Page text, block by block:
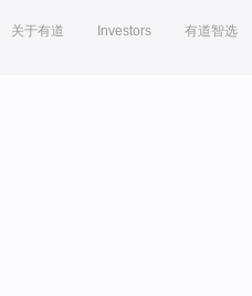
关于有道 Investors 有道智选